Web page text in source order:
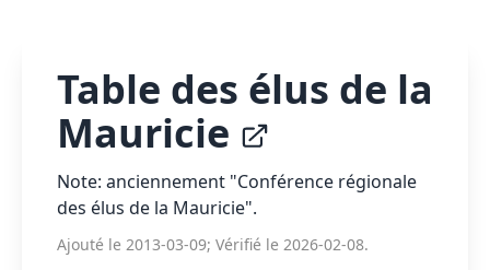
Table des élus de la
Mauricie
Note: anciennement "Conférence régionale
des élus de la Mauricie".
Ajouté le 2013-03-09; Vérifié le 2026-02-08.